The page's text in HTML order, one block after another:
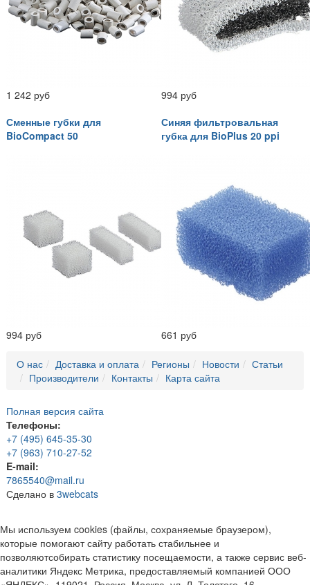
1 242 руб
994 руб
Сменные губки для
BioCompact 50
994 руб
Синяя фильтровальная
губка для BioPlus 20 ppi
661 руб
О нас Доставка и оплата Регионы Новости
Статьи
Производители
Контакты Карта сайта
Полная версия сайта
Телефоны:
+7 (495) 645-35-30
+7 (963) 710-27-52
E-mail:
7865540@mail.ru
Сделано в 3webcats
Мы используем cookies (файлы, сохраняемые браузером),
которые помогают сайту работать стабильнее и
позволяютсобирать статистику посещаемости, а также сервис веб-
аналитики Яндекс Метрика, предоставляемый компанией ООО